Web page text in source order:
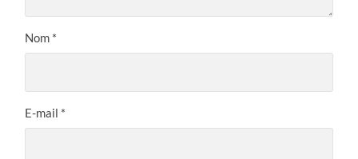
Nom *
E-mail *